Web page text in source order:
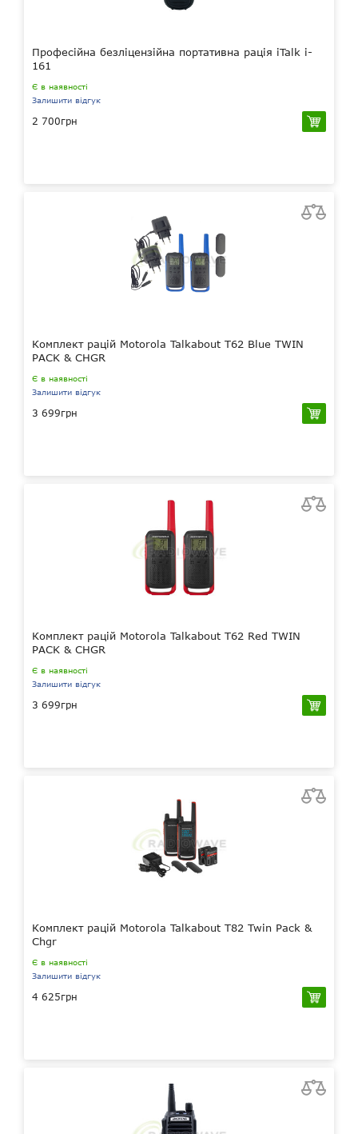
Професійна безліцензійна портативна рація iTalk i-
161
Є в наявності
Залишити відгук
2 700грн
Комплект рацій Motorola Talkabout T62 Blue TWIN
PACK & CHGR
Є в наявності
Залишити відгук
3 699грн
Комплект рацій Motorola Talkabout T62 Red TWIN
PACK & CHGR
Є в наявності
Залишити відгук
3 699грн
Комплект рацій Motorola Talkabout T82 Twin Pack &
Chgr
Є в наявності
Залишити відгук
4 625грн